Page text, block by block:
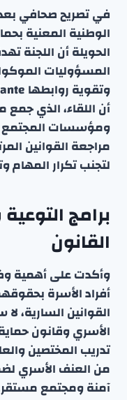
في تصريح صحافي بعد
الوطنية المعنية
الحويلة أن اللجنة
المسؤوليات
أن اللقاء، الذي
ومؤسسات المجتمع
مراجعة القوانين
لتجنب تكرار
برامج
القانون
وأكدت على أهمية
أفراد الأسرة
القوانين السارية،
الأسري وقانون
تدريب المختصين
من العنف الأسري
آمنة ومجتمع